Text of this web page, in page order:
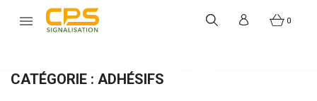
 0
CATÉGORIE : ADHÉSIFS